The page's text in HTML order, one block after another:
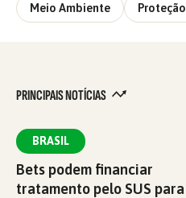
Meio Ambiente
PRINCIPAIS NOTÍCIAS
BRASIL
Bets podem financiar
tratamento pelo SUS para